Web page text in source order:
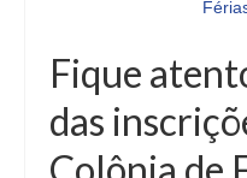
Fique
das